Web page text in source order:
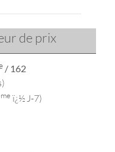
de prix
/ 162
ï¿½ J-7)